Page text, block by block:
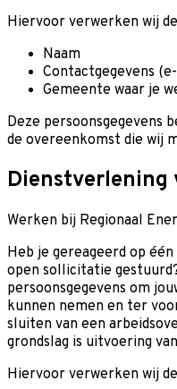
Hiervoor verwerken wij
Naam
Contactgegevens
Gemeente waar je
Deze persoonsgegevens
de overeenkomst die wij
Werken bij Regionaal
Heb je gereageerd op
open sollicitatie
persoonsgegevens om
kunnen nemen en ter
sluiten van een
grondslag is uitvoering
Hiervoor verwerken wij